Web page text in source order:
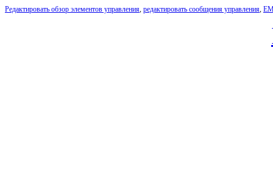
Редактировать обзор элементов управления, редактировать сообщения управления,